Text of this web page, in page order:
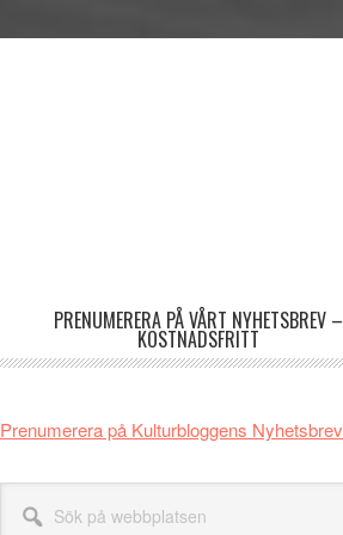
PRENUMERERA PÅ VÅRT NYHETSBREV –
KOSTNADSFRITT
Prenumerera på Kulturbloggens Nyhetsbrev